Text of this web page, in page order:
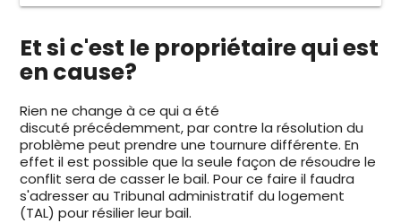
Et si c'est le propriétaire qui est
en cause?
Rien ne change à ce qui a été
discuté précédemment, par contre la résolution du
problème peut prendre une tournure différente. En
effet il est possible que la seule façon de résoudre le
conflit sera de casser le bail. Pour ce faire il faudra
s'adresser au Tribunal administratif du logement
(TAL) pour résilier leur bail.